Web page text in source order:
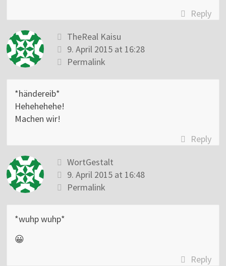
Reply
TheReal Kaisu
9. April 2015 at 16:28
Permalink
*händereib*
Hehehehehe!
Machen wir!
Reply
WortGestalt
9. April 2015 at 16:48
Permalink
*wuhp wuhp*
😀
Reply